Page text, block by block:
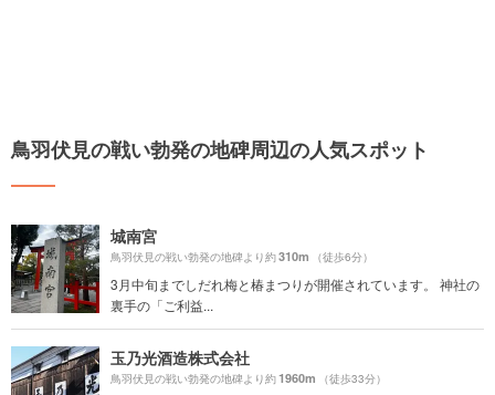
鳥羽伏見の戦い勃発の地碑周辺の人気スポット
城南宮
鳥羽伏見の戦い勃発の地碑より約310m （徒歩6分）
3月中旬までしだれ梅と椿まつりが開催されています。 神社の
裏手の「ご利益...
玉乃光酒造株式会社
鳥羽伏見の戦い勃発の地碑より約1960m （徒歩33分）